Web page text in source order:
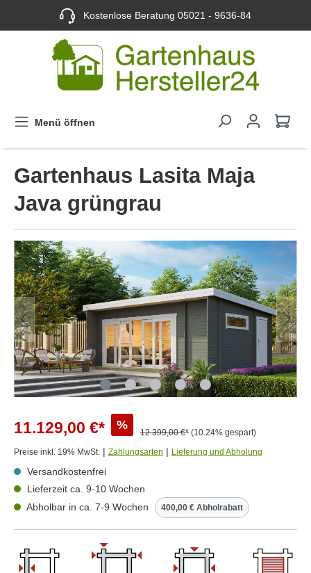
Kostenlose Beratung05021 - 9636-84
Menü öffnen
Gartenhaus Lasita Maja
Java grüngrau
11.129,00 €* %
12.399,00 €* (10.24% gespart)
Preise inkl. 19% MwSt. | Zahlungsarten | Lieferung und Abholung
Versandkostenfrei
Lieferzeit ca. 9-10 Wochen
Abholbar in ca. 7-9 Wochen
400,00 € Abholrabatt